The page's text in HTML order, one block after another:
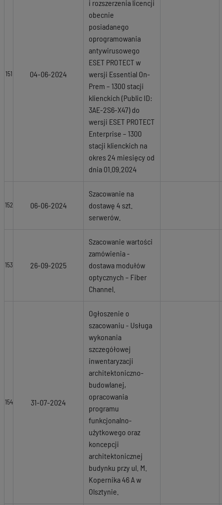
151 04-06-2024
i rozszerzenia licencji
obecnie
posiadanego
oprogramowania
antywirusowego
ESET PROTECT w
wersji Essential On-
Prem – 1300 stacji
klienckich (Public ID:
3AE-2S6-X47) do
wersji ESET PROTECT
Enterprise – 1300
stacji klienckich na
okres 24 miesięcy od
dnia 01.09.2024
152 06-06-2024
Szacowanie na
dostawę 4 szt.
serwerów.
153 26-09-2025
Szacowanie wartości
zamówienia -
dostawa modułów
optycznych – Fiber
Channel.
154 31-07-2024
Ogłoszenie o
szacowaniu - Usługa
wykonania
szczegółowej
inwentaryzacji
architektoniczno-
budowlanej,
opracowania
programu
funkcjonalno-
użytkowego oraz
koncepcji
architektonicznej
budynku przy ul. M.
Kopernika 46 A w
Olsztynie.